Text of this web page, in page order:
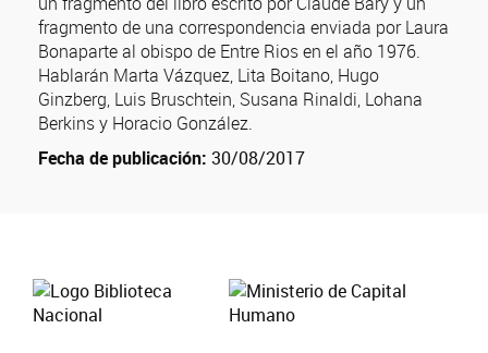
fragmento de una correspondencia enviada por Laura
Bonaparte al obispo de Entre Rios en el año 1976.
Hablarán Marta Vázquez, Lita Boitano, Hugo
Ginzberg, Luis Bruschtein, Susana Rinaldi, Lohana
Berkins y Horacio González.
Fecha de publicación: 30/08/2017